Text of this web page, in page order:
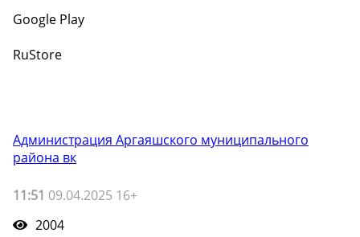
Google Play
RuStore
Администрация Аргаяшского муниципального
района вк
11:51 09.04.2025 16+
2004